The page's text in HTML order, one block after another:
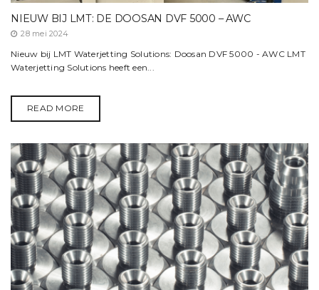
NIEUW BIJ LMT: DE DOOSAN DVF 5000 – AWC
28 mei 2024
Nieuw bij LMT Waterjetting Solutions: Doosan DVF 5000 - AWC LMT
Waterjetting Solutions heeft een...
READ MORE